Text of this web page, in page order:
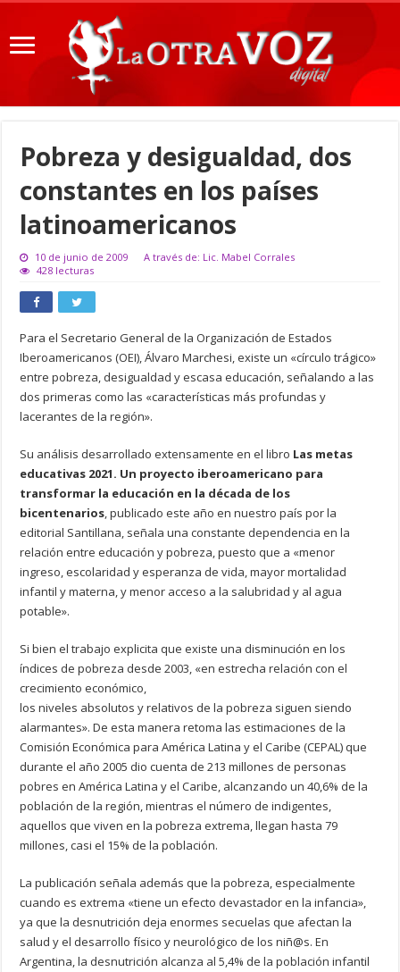
Pobreza y desigualdad, dos
constantes en los países
latinoamericanos
10 de junio de 2009
A través de: Lic. Mabel Corrales
428 lecturas
Para el Secretario General de la Organización de Estados
Iberoamericanos (OEI), Álvaro Marchesi, existe un «círculo trágico»
entre pobreza, desigualdad y escasa educación, señalando a las
dos primeras como las «características más profundas y
lacerantes de la región».
Su análisis desarrollado extensamente en el libro Las metas
educativas 2021. Un proyecto iberoamericano para
transformar la educación en la década de los
bicentenarios, publicado este año en nuestro país por la
editorial Santillana, señala una constante dependencia en la
relación entre educación y pobreza, puesto que a «menor
ingreso, escolaridad y esperanza de vida, mayor mortalidad
infantil y materna, y menor acceso a la salubridad y al agua
potable».
Si bien el trabajo explicita que existe una disminución en los
índices de pobreza desde 2003, «en estrecha relación con el
crecimiento económico,
los niveles absolutos y relativos de la pobreza siguen siendo
alarmantes». De esta manera retoma las estimaciones de la
Comisión Económica para América Latina y el Caribe (CEPAL) que
durante el año 2005 dio cuenta de 213 millones de personas
pobres en América Latina y el Caribe, alcanzando un 40,6% de la
población de la región, mientras el número de indigentes,
aquellos que viven en la pobreza extrema, llegan hasta 79
millones, casi el 15% de la población.
La publicación señala además que la pobreza, especialmente
cuando es extrema «tiene un efecto devastador en la infancia»,
ya que la desnutrición deja enormes secuelas que afectan la
salud y el desarrollo físico y neurológico de los niñ@s. En
Argentina, la desnutrición alcanza al 5,4% de la población infantil